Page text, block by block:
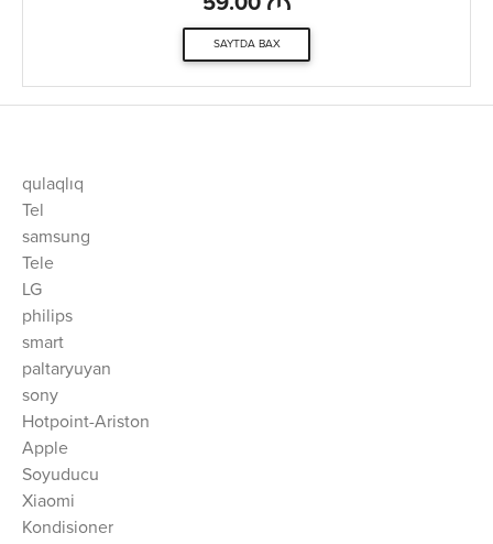
SAYTDA BAX
qulaqlıq
Tel
samsung
Tele
LG
philips
smart
paltaryuyan
sony
Hotpoint-Ariston
Apple
Soyuducu
Xiaomi
Kondisioner